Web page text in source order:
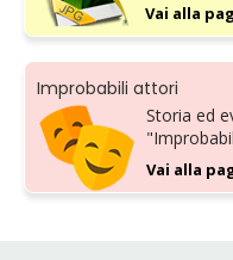
Vai alla
Improbabili attori
Storia ed
Vai alla